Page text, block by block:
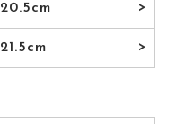
20.5cm
21.5cm